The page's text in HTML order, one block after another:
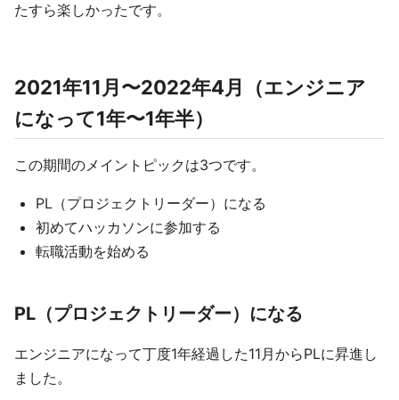
たすら楽しかったです。
2021年11月〜2022年4月（エンジニア
になって1年〜1年半）
この期間のメイントピックは3つです。
PL（プロジェクトリーダー）になる
初めてハッカソンに参加する
転職活動を始める
PL（プロジェクトリーダー）になる
エンジニアになって丁度1年経過した11月からPLに昇進し
ました。